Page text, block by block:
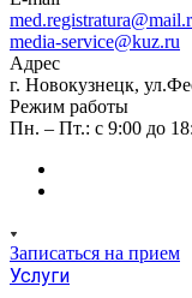
media-service@kuz.ru
Адрес
г. Новокузнецк,
Режим работы
Пн. – Пт.: с 9:00 до
Записаться на прием
Услуги